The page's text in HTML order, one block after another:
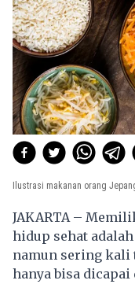
Ilustrasi makanan orang
JAKARTA –
hidup sehat
namun sering kali
hanya bisa